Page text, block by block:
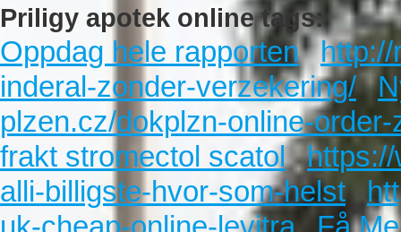
Priligy apotek online tags:
Oppdag hele rapporten
inderal-zonder-verzekering/
plzen.cz/dokplzn-online-
frakt stromectol scatol
alli-billigste-hvor-som-helst